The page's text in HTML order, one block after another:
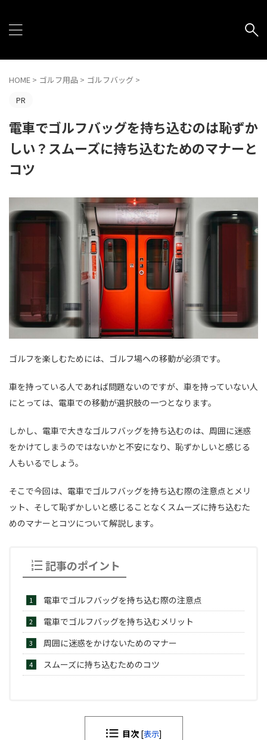
HOME > ゴルフ用品 > ゴルフバッグ >
PR
電車でゴルフバッグを持ち込むのは恥ずか
しい？スムーズに持ち込むためのマナーと
コツ
ゴルフを楽しむためには、ゴルフ場への移動が必須です。
車を持っている人であれば問題ないのですが、車を持っていない人
にとっては、電車での移動が選択肢の一つとなります。
しかし、電車で大きなゴルフバッグを持ち込むのは、周囲に迷惑
をかけてしまうのではないかと不安になり、恥ずかしいと感じる
人もいるでしょう。
そこで今回は、電車でゴルフバッグを持ち込む際の注意点とメリ
ット、そして恥ずかしいと感じることなくスムーズに持ち込むた
めのマナーとコツについて解説します。
記事のポイント
電車でゴルフバッグを持ち込む際の注意点
電車でゴルフバッグを持ち込むメリット
周囲に迷惑をかけないためのマナー
スムーズに持ち込むためのコツ
目次 [表示]